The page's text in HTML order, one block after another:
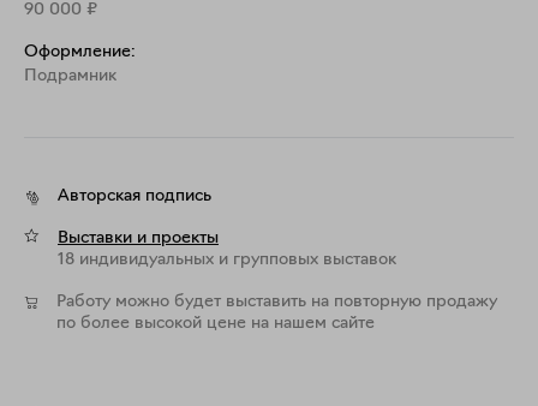
90 000 ₽
Оформление:
Подрамник
Авторская подпись
Выставки и проекты
18 индивидуальных и групповых выставок
Работу можно будет выставить на повторную продажу
по более высокой цене на нашем сайте